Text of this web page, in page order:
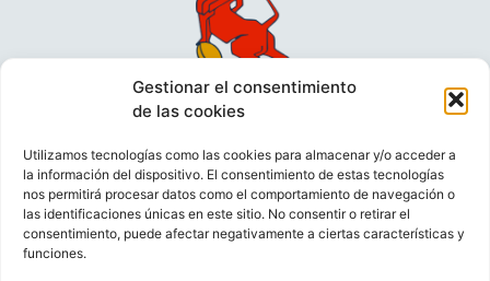
Gestionar el consentimiento
de las cookies
Utilizamos tecnologías como las cookies para almacenar y/o acceder a
la información del dispositivo. El consentimiento de estas tecnologías
nos permitirá procesar datos como el comportamiento de navegación o
las identificaciones únicas en este sitio. No consentir o retirar el
consentimiento, puede afectar negativamente a ciertas características y
funciones.